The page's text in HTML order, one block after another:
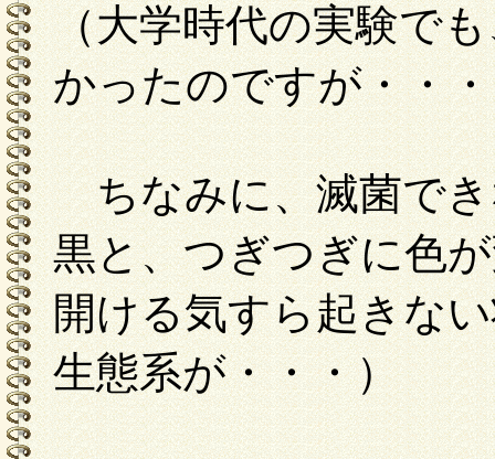
（大学時代の実験で
かったのですが・・
ちなみに、滅菌でき
黒と、つぎつぎに色
開ける気すら起きな
生態系が・・・）